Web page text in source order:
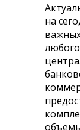
на